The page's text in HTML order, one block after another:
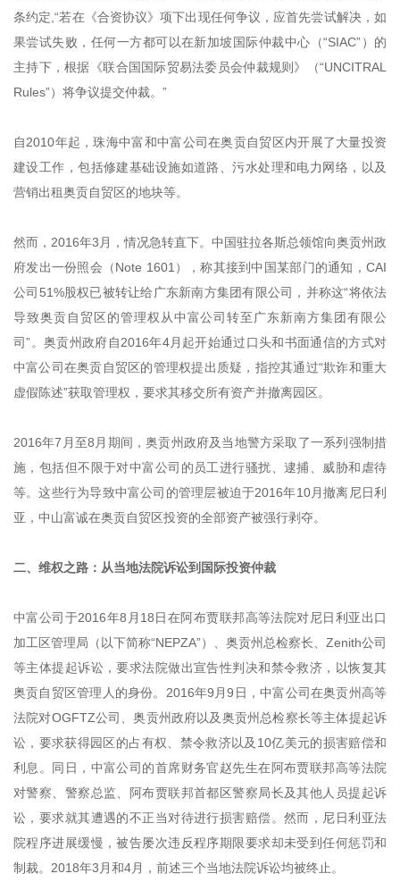
条约定,“若在《合资协议》项下出现任何争议，应首先尝试解决，如
果尝试失败，任何一方都可以在新加坡国际仲裁中心（“SIAC”）的
主持下，根据‌《联合国国际贸易法委员会仲裁规则》（“UNCITRAL
Rules”）将争议提交仲裁。”
自2010年起，珠海中富和中富公司在奥贡自贸区内开展了大量投资
建设工作，包括修建基础设施如道路、污水处理和电力网络，以及
营销出租奥贡自贸区的地块等。
然而，2016年3月，情况急转直下。中国驻拉各斯总领馆向奥贡州政
府发出一份照会（Note 1601），称其接到中国某部门的通知，CAI
公司51%股权已被转让给广东新南方集团有限公司，并称这“将依法
导致奥贡自贸区的管理权从中富公司转至广东新南方集团有限公
司”。奥贡州政府自2016年4月起开始通过口头和书面通信的方式对
中富公司在奥贡自贸区的管理权提出质疑，指控其通过“欺诈和重大
虚假陈述”获取管理权，要求其移交所有资产并撤离园区。
2016年7月至8月期间，奥贡州政府及当地警方采取了一系列强制措
施，包括但不限于对中富公司的员工进行骚扰、逮捕、威胁和虐待
等。这些行为导致中富公司的管理层被迫于2016年10月撤离尼日利
亚，中山富诚在奥贡自贸区投资的全部资产被强行剥夺。
二、维权之路：从当地法院诉讼到国际投资仲裁
中富公司于2016年8月18日在阿布贾联邦高等法院对尼日利亚出口
加工区管理局（以下简称“NEPZA”）、奥贡州总检察长、Zenith公司
等主体提起诉讼，要求法院做出宣告性判决和禁令救济，以恢复其
奥贡自贸区管理人的身份。2016年9月9日，中富公司在奥贡州高等
法院对OGFTZ公司、奥贡州政府以及奥贡州总检察长等主体提起诉
讼，要求获得园区的占有权、禁令救济以及10亿美元的损害赔偿和
利息。同日，中富公司的首席财务官赵先生在阿布贾联邦高等法院
对警察、警察总监、阿布贾联邦首都区警察局长及其他⼈员提起诉
讼，要求就其遭遇的不正当对待进行损害赔偿。然而，尼日利亚法
院程序进展缓慢，被告屡次违反程序期限要求却未受到任何惩罚和
制裁。2018年3月和4月，前述三个当地法院诉讼均被终止。